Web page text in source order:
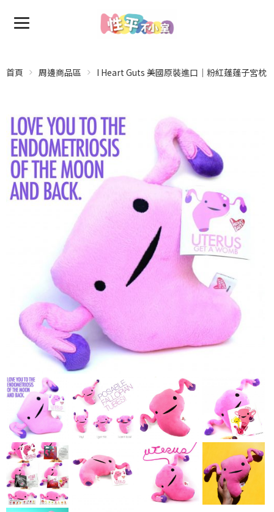
首頁 周邊商品區 I Heart Guts 美國原裝進口｜粉紅蓬蓬子宮枕